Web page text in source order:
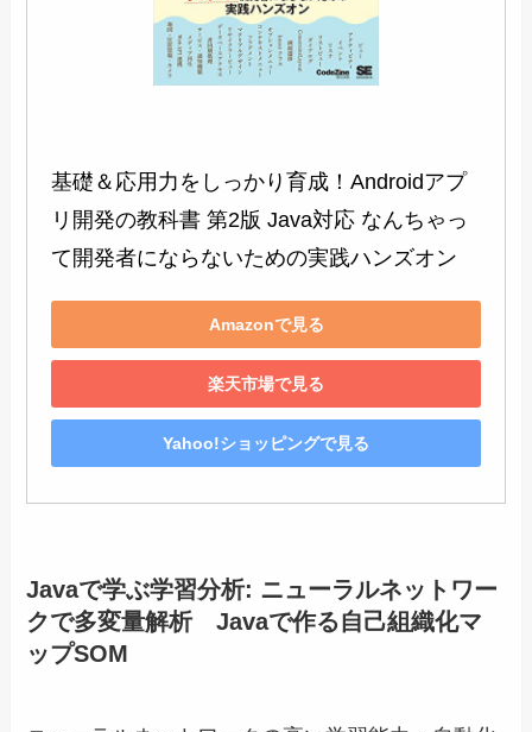
基礎＆応用力をしっかり育成！Androidアプ
リ開発の教科書 第2版 Java対応 なんちゃっ
て開発者にならないための実践ハンズオン
Amazonで見る
楽天市場で見る
Yahoo!ショッピングで見る
Javaで学ぶ学習分析: ニューラルネットワー
クで多変量解析 Javaで作る自己組織化マ
ップSOM